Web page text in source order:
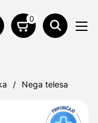
0
/ Nega telesa